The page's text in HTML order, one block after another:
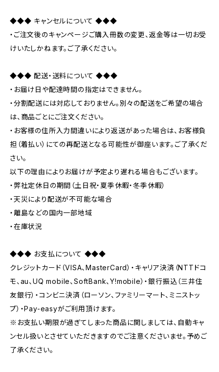
◆◆◆ キャンセルについて ◆◆◆
・ご注文後のキャンページご購入冊数の変更、返金等は一切お受
けいたしかねます。ご了承ください。
◆◆◆ 配送・送料について ◆◆◆
・お届け日や配達時間の指定はできません。
・分割配送には対応しておりません。別々の配送をご希望の場合
は、商品ごとにご注文ください。
・お客様の住所入力間違いにより返送があった場合は、お客様負
担（着払い）にての再配送となる可能性が御座います。ご了承くだ
さい。
以下の理由によりお届けが予定より遅れる場合もございます。
・弊社定休日の期間（土日祝・夏季休暇・冬季休暇）
・天災により配送が不可能な場合
・離島などの国内一部地域
・在庫状況
◆◆◆ お支払について ◆◆◆
クレジットカード（VISA、MasterCard）・キャリア決済（NTTドコ
モ、au、UQ mobile、SoftBank、Y!mobile）・銀行振込（三井住
友銀行）・コンビニ決済（ローソン、ファミリーマート、ミニストッ
プ）・Pay-easyがご利用頂けます。
※お支払い期限が過ぎてしまった商品に関しましては、自動キャ
ンセル扱いとさせていただきますのでご注意くださいませ。予めご
了承ください。